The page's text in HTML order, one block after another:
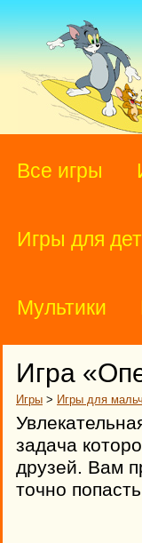
Все игры
Игры для
Мультики
Игра
Игры > Игры для
задача
друзей. Вам
точно